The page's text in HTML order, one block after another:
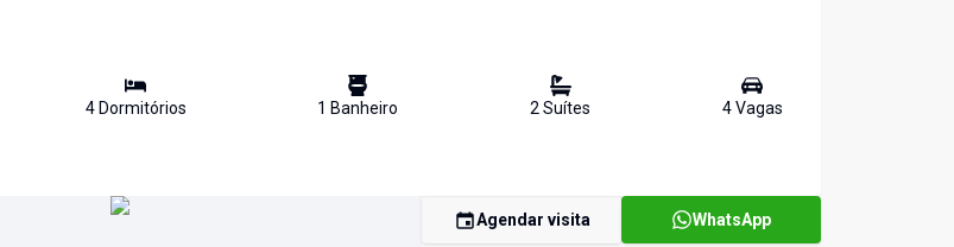
4Dormitórios 1 Banheiro 2Suítes 4Vagas
Agendar visita WhatsApp